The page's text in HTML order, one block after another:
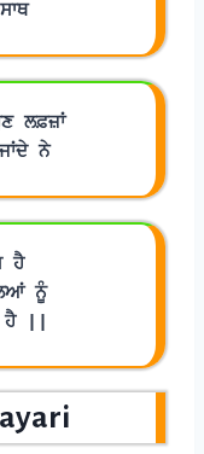
ਲਫ਼ਜ਼ਾਂ
ਨੇ
ਹੈ
ਨੂੰ
ਹੈ ||